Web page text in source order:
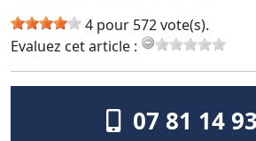
4 pour 572 vote(s).
Evaluez cet article :
07 81 14